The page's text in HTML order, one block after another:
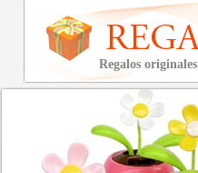
Regalos originales